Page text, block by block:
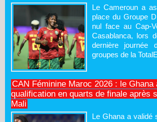
Le Cameroun a
place du Groupe
nul face au Cap-
Casablanca, lors
dernière
groupes de la
CAN Féminine Maroc 2026 : le Ghana
qualification en quarts de finale après
Mali
Le Ghana a validé